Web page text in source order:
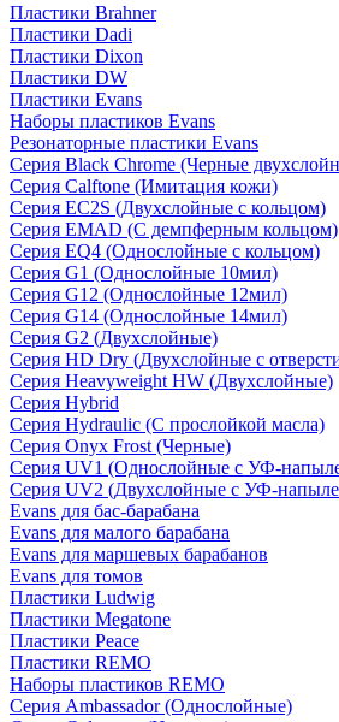
Пластики Brahner
Пластики Dadi
Пластики Dixon
Пластики DW
Пластики Evans
Наборы пластиков Evans
Резонаторные пластики Evans
Серия Black Chrome (Черные
Серия Calftone (Имитация кожи)
Серия EC2S (Двухслойные с кольцом)
Серия EMAD (С демпферным кольцом)
Серия EQ4 (Однослойные с кольцом)
Серия G1 (Однослойные 10мил)
Серия G12 (Однослойные 12мил)
Серия G14 (Однослойные 14мил)
Серия G2 (Двухслойные)
Серия HD Dry (Двухслойные с
Серия Heavyweight HW (Двухслойные)
Серия Hybrid
Серия Hydraulic (С прослойкой масла)
Серия Onyx Frost (Черные)
Серия UV1 (Однослойные с УФ-
Серия UV2 (Двухслойные с УФ-
Evans для бас-барабана
Evans для малого барабана
Evans для маршевых барабанов
Evans для томов
Пластики Ludwig
Пластики Megatone
Пластики Peace
Пластики REMO
Наборы пластиков REMO
Серия Ambassador (Однослойные)